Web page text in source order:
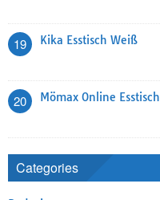
19 Kika Esstisch Weiß
20 Mömax Online Esstisch
Categories